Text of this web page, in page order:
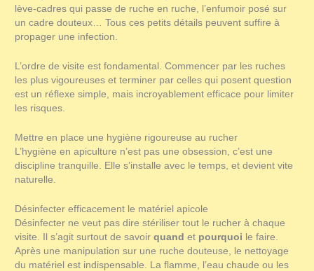
lève-cadres qui passe de ruche en ruche, l’enfumoir posé sur
un cadre douteux… Tous ces petits détails peuvent suffire à
propager une infection.
L’ordre de visite est fondamental. Commencer par les ruches
les plus vigoureuses et terminer par celles qui posent question
est un réflexe simple, mais incroyablement efficace pour limiter
les risques.
Mettre en place une hygiène rigoureuse au rucher
L’hygiène en apiculture n’est pas une obsession, c’est une
discipline tranquille. Elle s’installe avec le temps, et devient vite
naturelle.
Désinfecter efficacement le matériel apicole
Désinfecter ne veut pas dire stériliser tout le rucher à chaque
visite. Il s’agit surtout de savoirquand et pourquoi le faire.
Après une manipulation sur une ruche douteuse, le nettoyage
du matériel est indispensable. La flamme, l’eau chaude ou les